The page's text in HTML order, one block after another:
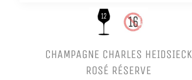
CHAMPAGNE CHARLES HEIDSIECK
ROSÉ RÉSERVE